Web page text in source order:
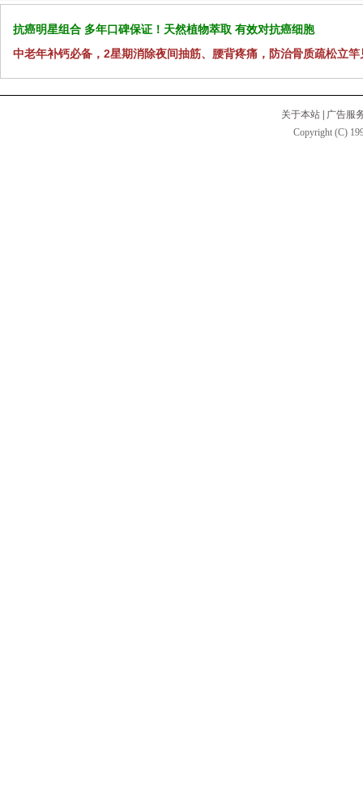
抗癌明星组合 多年口碑保证！天然植物萃取 有效对抗癌细胞
中老年补钙必备，2星期消除夜间抽筋、腰背疼痛，防治骨质疏松立竿
关于本站 | 广告服
Copyright (C)